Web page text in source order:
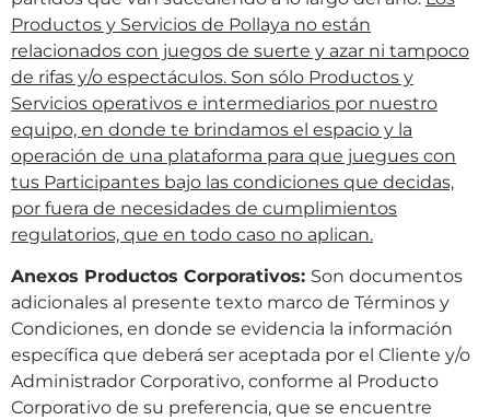
Productos y Servicios de Pollaya no están
relacionados con juegos de suerte y azar ni tampoco
de rifas y/o espectáculos. Son sólo Productos y
Servicios operativos e intermediarios por nuestro
equipo, en donde te brindamos el espacio y la
operación de una plataforma para que juegues con
tus Participantes bajo las condiciones que decidas,
por fuera de necesidades de cumplimientos
regulatorios, que en todo caso no aplican.
Anexos Productos Corporativos: Son documentos
adicionales al presente texto marco de Términos y
Condiciones, en donde se evidencia la información
específica que deberá ser aceptada por el Cliente y/o
Administrador Corporativo, conforme al Producto
Corporativo de su preferencia, que se encuentre